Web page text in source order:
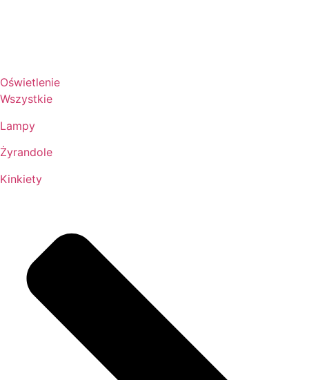
Oświetlenie
Wszystkie
Lampy
Żyrandole
Kinkiety